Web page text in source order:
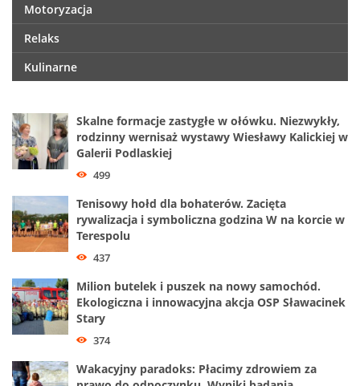
Motoryzacja
Relaks
Kulinarne
Skalne formacje zastygłe w ołówku. Niezwykły,
rodzinny wernisaż wystawy Wiesławy Kalickiej w
Galerii Podlaskiej
499
Tenisowy hołd dla bohaterów. Zacięta
rywalizacja i symboliczna godzina W na korcie w
Terespolu
437
Milion butelek i puszek na nowy samochód.
Ekologiczna i innowacyjna akcja OSP Sławacinek
Stary
374
Wakacyjny paradoks: Płacimy zdrowiem za